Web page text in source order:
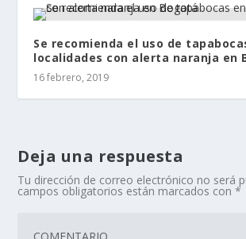
Se recomienda el uso de
localidades con alerta naranja en
16 febrero, 2019
Deja una respuesta
Tu dirección de correo electrónico no será
campos obligatorios están marcados con*